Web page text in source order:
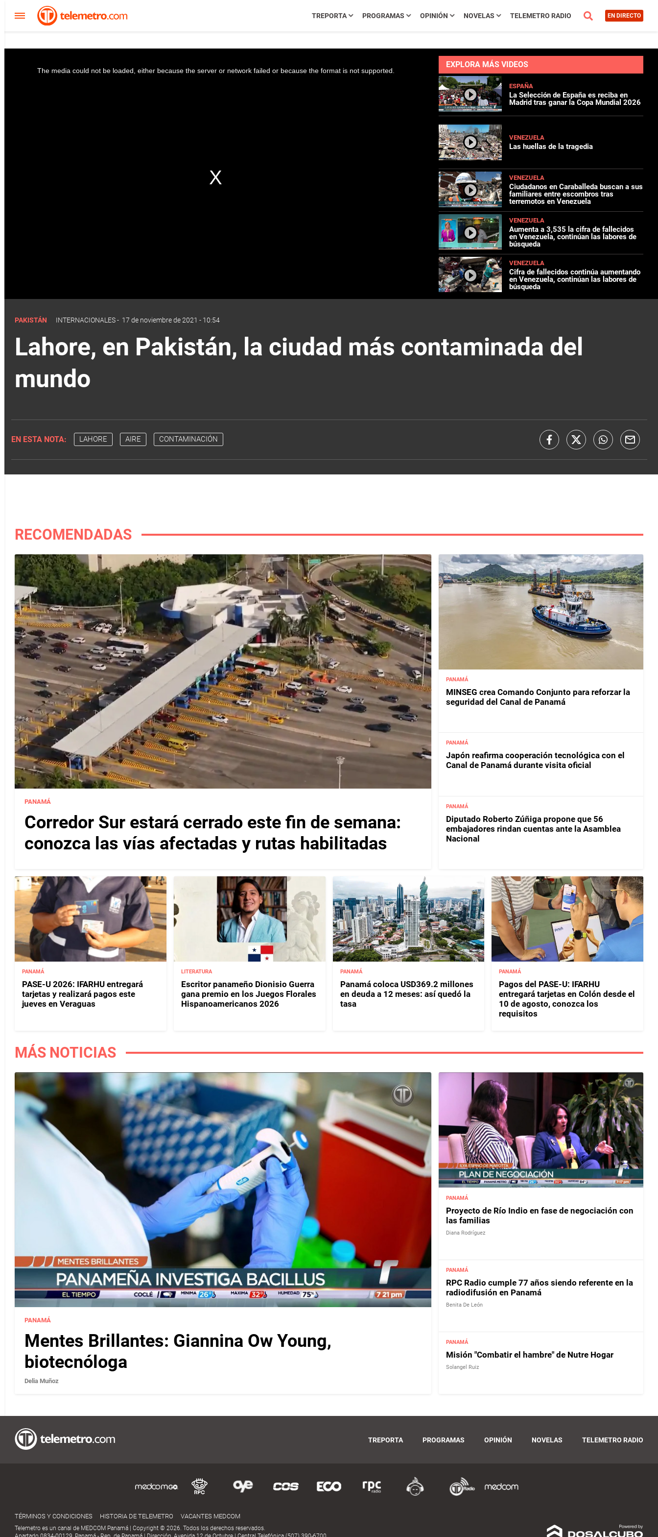
TREPORTA PROGRAMAS OPINIÓN NOVELAS TELEMETRO RADIO EN DIRECTO
The media could not be loaded, either because the server or network failed or because the format is not supported.
EXPLORA MÁS VIDEOS
ESPAÑA
La Selección de España es reciba en
Madrid tras ganar la Copa Mundial 2026
VENEZUELA
Las huellas de la tragedia
VENEZUELA
Ciudadanos en Caraballeda buscan a sus
familiares entre escombros tras
terremotos en Venezuela
VENEZUELA
Aumenta a 3,535 la cifra de fallecidos
en Venezuela, continúan las labores de
búsqueda
VENEZUELA
Cifra de fallecidos continúa aumentando
en Venezuela, continúan las labores de
búsqueda
PAKISTÁN INTERNACIONALES- 17 de noviembre de 2021 - 10:54
Lahore, en Pakistán, la ciudad más contaminada del
mundo
EN ESTA NOTA: LAHORE AIRE CONTAMINACIÓN
RECOMENDADAS
PANAMÁ
Corredor Sur estará cerrado este fin de semana:
conozca las vías afectadas y rutas habilitadas
PANAMÁ
MINSEG crea Comando Conjunto para reforzar la
seguridad del Canal de Panamá
PANAMÁ
Japón reafirma cooperación tecnológica con el
Canal de Panamá durante visita oficial
PANAMÁ
Diputado Roberto Zúñiga propone que 56
embajadores rindan cuentas ante la Asamblea
Nacional
PANAMÁ
PASE-U 2026: IFARHU entregará
tarjetas y realizará pagos este
jueves en Veraguas
LITERATURA
Escritor panameño Dionisio Guerra
gana premio en los Juegos Florales
Hispanoamericanos 2026
PANAMÁ
Panamá coloca USD369.2 millones
en deuda a 12 meses: así quedó la
tasa
PANAMÁ
Pagos del PASE-U: IFARHU
entregará tarjetas en Colón desde el
10 de agosto, conozca los
requisitos
MÁS NOTICIAS
PANAMÁ
Mentes Brillantes: Giannina Ow Young,
biotecnóloga
Delia Muñoz
PANAMÁ
Proyecto de Río Indio en fase de negociación con
las familias
Diana Rodríguez
PANAMÁ
RPC Radio cumple 77 años siendo referente en la
radiodifusión en Panamá
Benita De León
PANAMÁ
Misión "Combatir el hambre" de Nutre Hogar
Solangel Ruiz
TREPORTA PROGRAMAS OPINIÓN NOVELAS TELEMETRO RADIO
TÉRMINOS Y CONDICIONES HISTORIA DE TELEMETRO VACANTES MEDCOM
Telemetro es un canal de MEDCOM Panamá | Copyright © 2026. Todos los derechos reservados.